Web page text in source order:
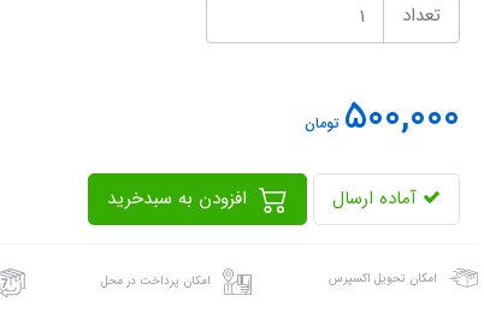
تعداد
500,000 تومان
آماده ارسال
امکان تحویل اکسپرس امکان پرداخت در محل